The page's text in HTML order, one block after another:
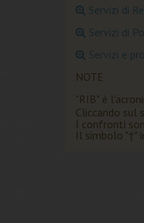
Servizi di
Servizi di
Servizi e
NOTE
"RIB" è
Cliccando sul
I confronti
Il simbolo "†"